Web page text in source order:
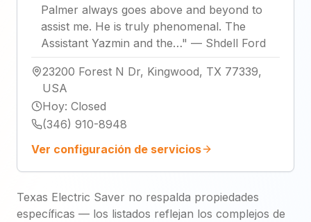
Palmer always goes above and beyond to
assist me. He is truly phenomenal. The
Assistant Yazmin and the…" — Shdell Ford
23200 Forest N Dr, Kingwood, TX 77339,
USA
Hoy: Closed
(346) 910-8948
Ver configuración de servicios
Texas Electric Saver no respalda propiedades
específicas — los listados reflejan los complejos de